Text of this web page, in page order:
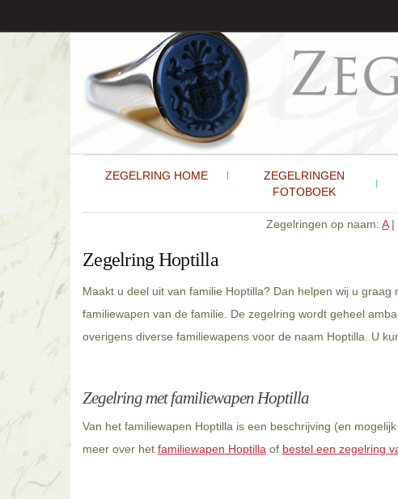
ZEGELRING HOME
ZEGELRINGEN
FOTOBOEK
Zegelringen op naam: A|
Zegelring Hoptilla
Maakt u deel uit van familie Hoptilla? Dan helpen wij u
familiewapen van de familie. De zegelring wordt geheel
overigens diverse familiewapens voor de naam Hoptilla. U
Zegelring met familiewapen Hoptilla
Van het familiewapen Hoptilla is een beschrijving (en
meer over het familiewapen Hoptilla of bestel een zegelring